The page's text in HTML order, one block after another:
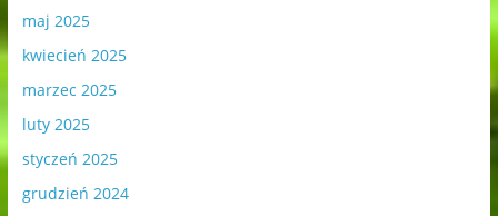
maj 2025
kwiecień 2025
marzec 2025
luty 2025
styczeń 2025
grudzień 2024